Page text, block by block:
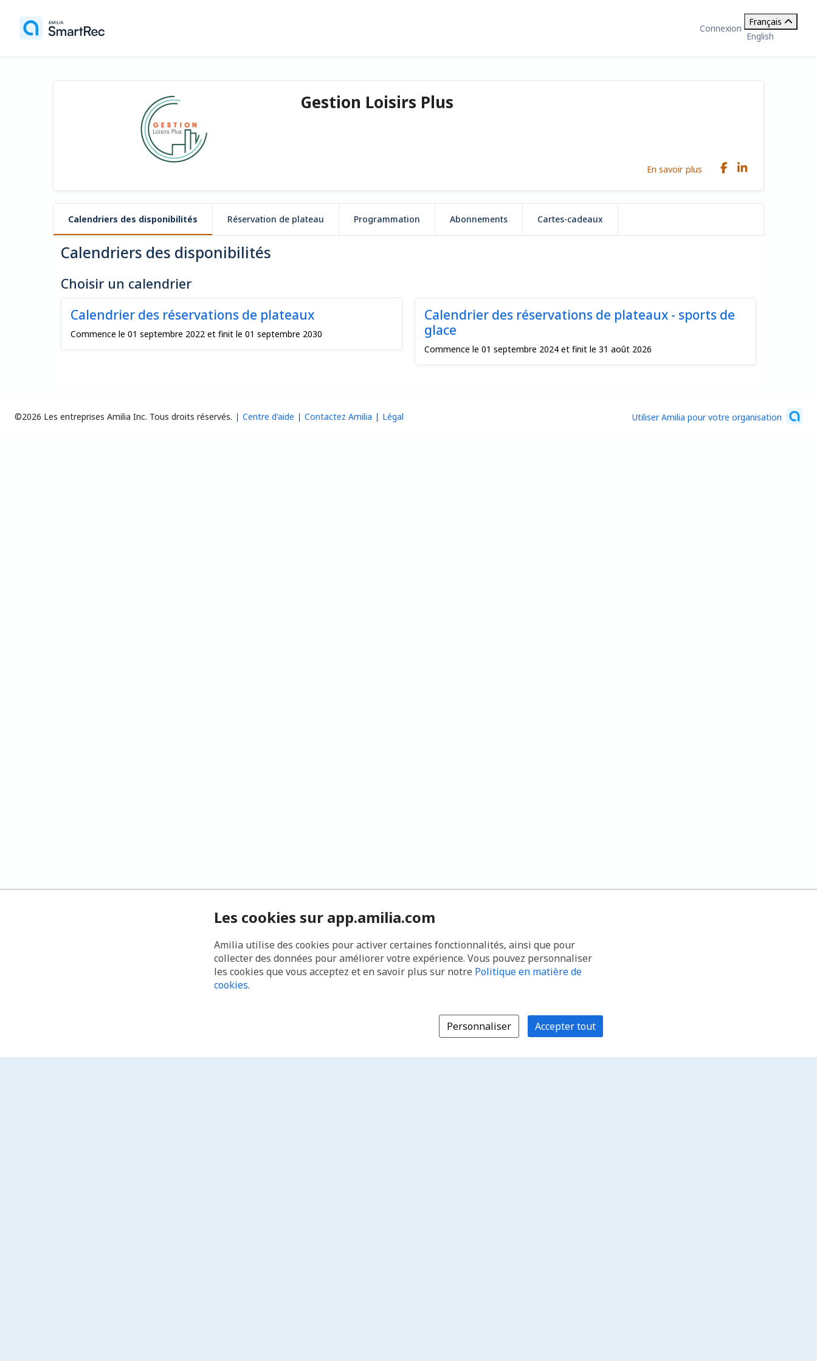
Connexion
Français
English
Gestion Loisirs Plus
En savoir plus
Calendriers des disponibilités Réservation de plateau Programmation Abonnements Cartes-cadeaux
Calendriers des disponibilités
Choisir un calendrier
Calendrier des réservations de plateaux
Commence le 01 septembre 2022 et finit le 01 septembre 2030
Calendrier des réservations de plateaux - sports de
glace
Commence le 01 septembre 2024 et finit le 31 août 2026
©2026 Les entreprises Amilia Inc. Tous droits réservés. Centre d'aide Contactez Amilia Légal Utiliser Amilia pour votre organisation
Les cookies sur app.amilia.com
Amilia utilise des cookies pour activer certaines fonctionnalités, ainsi que pour
collecter des données pour améliorer votre expérience. Vous pouvez personnaliser
les cookies que vous acceptez et en savoir plus sur notre Politique en matière de
cookies.
Personnaliser Accepter tout